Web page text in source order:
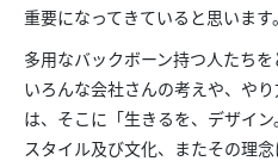
重要になってきていると思います。
多用なバックボーン持つ人たちを
いろんな会社さんの考えや、や
は、そこに「生きるを、デザイ
スタイル及び文化、またその理